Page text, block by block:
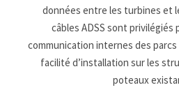
données entre les turbines et
câbles ADSS sont privilégiés
communication internes des
facilité d’installation sur les
poteaux